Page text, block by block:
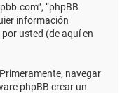
“phpBB
información
usted (de aquí en
navegar
phpBB crear un